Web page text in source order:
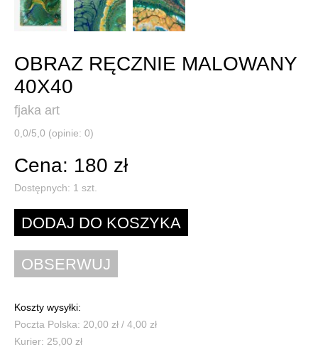
OBRAZ RĘCZNIE MALOWANY
40X40
fjaka art
0,0/5,0 (opinie: 0)
Cena: 180 zł
Dostępnych: 1 szt.
Koszty wysyłki:
Poczta Polska: 20,00 zł / 4,00 zł
Kurier: 25,00 zł